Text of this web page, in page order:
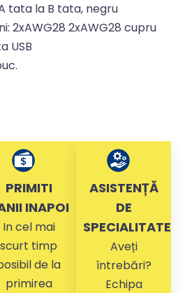
tata la B tata, negru
2xAWG28 2xAWG28 cupru
USB
PRIMITI
INAPOI
In cel mai
scurt timp
de la
primirea
ASISTENȚĂ
DE
SPECIALITATE
Aveți
întrebări?
Echipa